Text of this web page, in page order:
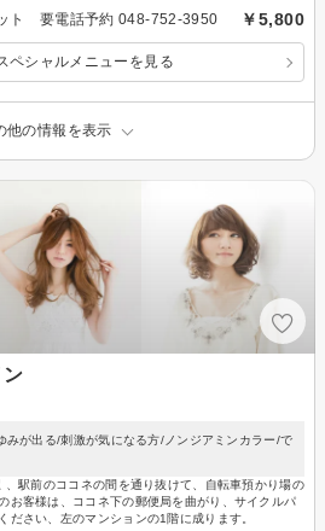
ト 要電話予約 048-752-3950 ￥5,800
ペシャルメニューを見る
他の情報を表示
みが出る/刺激が気になる方/ノンジアミンカラー/で
駅前のココネの間を通り抜けて、自転車預かり場の
お客様は、ココネ下の郵便局を曲がり、サイクルパ
ださい、左のマンションの1階に成ります。